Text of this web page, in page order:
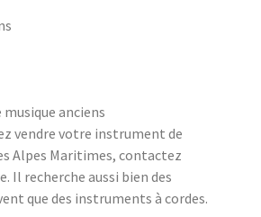
anciens
vendre votre instrument de
Alpes Maritimes, contactez
Il recherche aussi bien des
que des instruments à cordes.